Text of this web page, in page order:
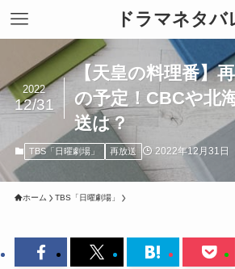
ドラマネタバ
【天皇の料理番】
の予定！CBCや北
送は？
2022
12/31
TBS「日曜劇場」 再放送 2022年12月31日
ホーム TBS「日曜劇場」